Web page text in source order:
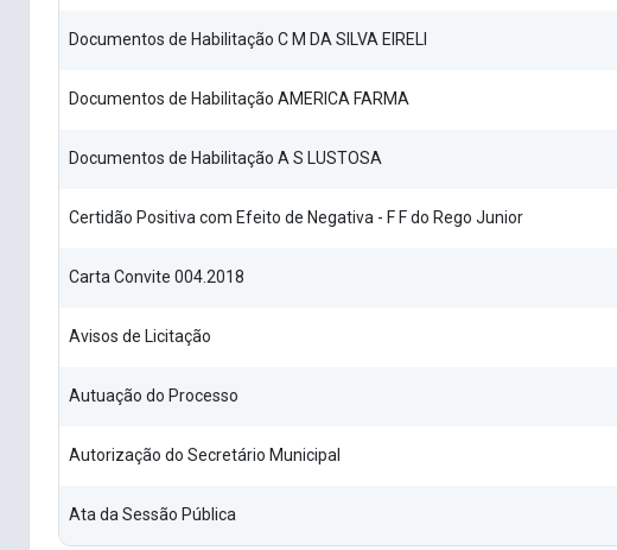
Documentos de Habilitação C M DA SILVA EIRELI
Documentos de Habilitação AMERICA FARMA
Documentos de Habilitação A S LUSTOSA
Certidão Positiva com Efeito de Negativa - F F do Rego Junior
Carta Convite 004.2018
Avisos de Licitação
Autuação do Processo
Autorização do Secretário Municipal
Ata da Sessão Pública